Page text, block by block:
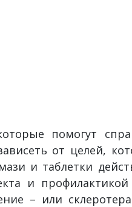
помогут
от целей,
и таблетки
и
– или